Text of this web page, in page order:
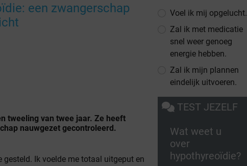
een zwangerschap
tweeling van twee jaar. Ze heeft
nauwgezet gecontroleerd.
Ik voelde me totaal uitgeput en
Voel ik mij opgelucht.
Zal ik met medicatie
snel weer genoeg
energie hebben.
Zal ik mijn plannen
eindelijk uitvoeren.
TEST JEZELF
Wat weet u
over
hypothyreoïdie?